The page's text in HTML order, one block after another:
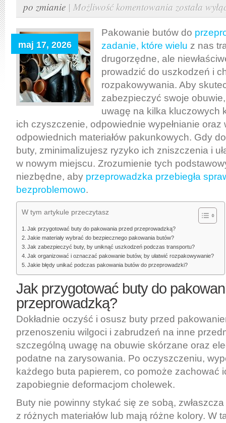
po zmianie | Możliwość komentowania Jak
skutecznie
pakować
buty
by
uniknąć
uszkodzeń
i
ułatwić
rozpakowywanie
została
maj 17, 2026
Pakowanie butów do
zadanie, które wielu z nas
drugorzędne, ale
prowadzić do uszkodzeń i
rozpakowywania. Aby
zabezpieczyć swoje
uwagę na kilka kluczowych
ich czyszczenie, odpowiednie wypełnianie oraz
odpowiednich materiałów pakunkowych. Gdy
buty, zminimalizujesz ryzyko ich zniszczenia i
w nowym miejscu. Zrozumienie tych
niezbędne, aby przeprowadzka przebiegła
bezproblemowo.
W tym artykule przeczytasz
Jak przygotować buty do pakowania przed przeprowadzką?
Jakie materiały wybrać do bezpiecznego pakowania butów?
Jak zabezpieczyć buty, by uniknąć uszkodzeń podczas transportu?
Jak organizować i oznaczać pakowanie butów, by ułatwić rozpakowywanie?
Jakie błędy unikać podczas pakowania butów do przeprowadzki?
Jak przygotować buty do
przeprowadzką?
Dokładnie oczyść i osusz buty przed
przenoszeniu wilgoci i zabrudzeń na inne
szczególną uwagę na obuwie skórzane oraz
podatne na zarysowania. Po oczyszczeniu,
każdego buta papierem, co pomoże zachować
zapobiegnie deformacjom cholewek.
Buty nie powinny stykać się ze sobą,
z różnych materiałów lub mają różne kolory. W